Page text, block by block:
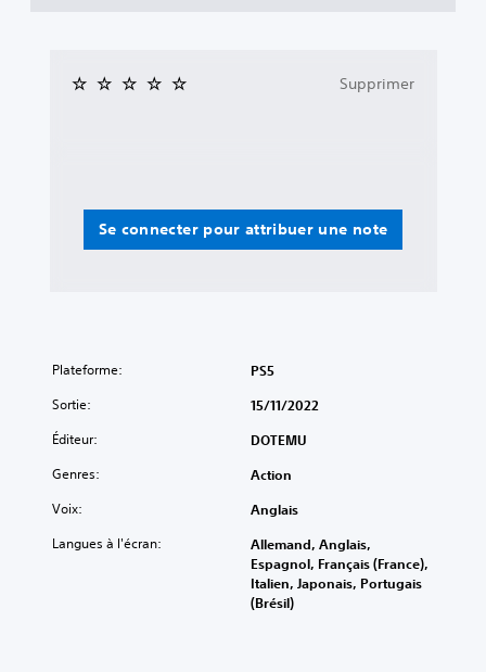
Se connecter pour attribuer une note
Supprimer
Plateforme: PS5
Sortie: 15/11/2022
Éditeur: DOTEMU
Genres: Action
Voix: Anglais
Langues à l'écran:
Allemand, Anglais,
Espagnol, Français (France),
Italien, Japonais, Portugais
(Brésil)